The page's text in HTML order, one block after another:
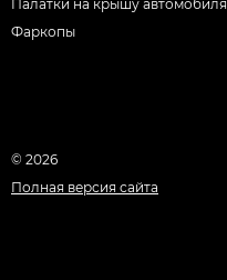
Палатки на крышу автомобиля
Фаркопы
© 2026
Полная версия сайта